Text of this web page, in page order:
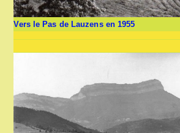
Vers le Pas de Lauzens en 1955